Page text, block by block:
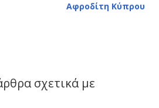
Αφροδίτη Κύπρου
σχετικά με